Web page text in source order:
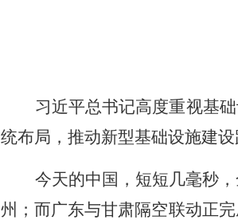
习近平总书记高度重视基
统布局，推动新型基础设施建设
今天的中国，短短几毫秒
州；而广东与甘肃隔空联动正